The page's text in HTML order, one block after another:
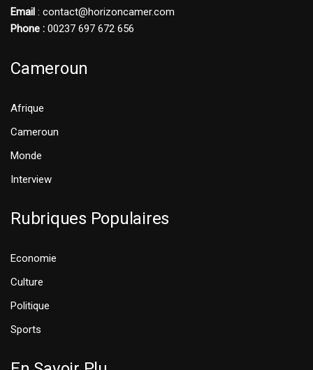
Email : contact@horizoncamer.com
Phone : 00237 697 672 656
Cameroun
Afrique
Cameroun
Monde
Interview
Rubriques Populaires
Economie
Culture
Politique
Sports